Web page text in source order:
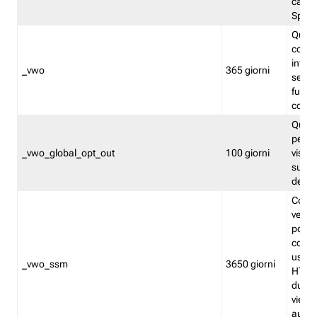
Split
_vwo 365 giorni
_vwo_global_opt_out 100 giorni
su
_vwo_ssm 3650 giorni
viene